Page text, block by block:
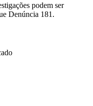
podem ser
Denúncia 181.